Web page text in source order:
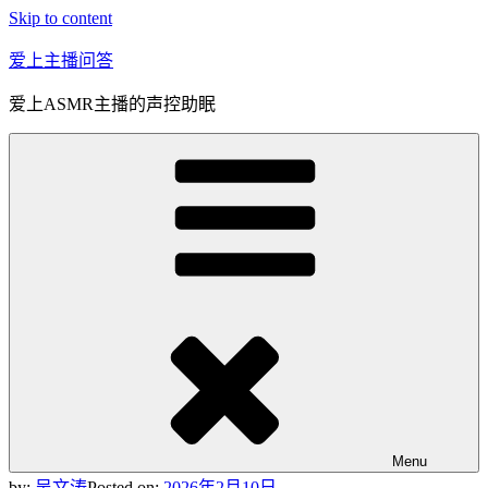
Skip to content
爱上主播问答
爱上ASMR主播的声控助眠
Menu